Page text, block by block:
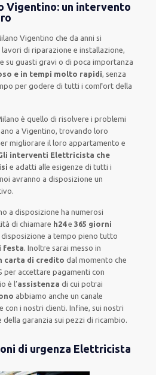
Vigentino: un intervento
Vigentino che da anni si
lavori di riparazione e installazione,
su guasti gravi o di poca importanza
e in tempi molto rapidi, senza
per godere di tutti i comfort della
è quello di risolvere i problemi
a Vigentino, trovando loro
migliorareil loro appartamento e
interventi Elettricista che
e adatti alle esigenze di tutti i
avranno a disposizione un
.
a disposizione ha numerosi
di chiamare h24e 365 giorni
a tempo pieno tutto
festa.Inoltre sarai messo in
carta di credito dal momento che
per accettare pagamenticon
è l’assistenza di cui potrai
abbiamo anche uncanale
con i nostri clienti.Infine, sui nostri
dellagaranzia sui pezzi di ricambio.
di urgenza Elettricista